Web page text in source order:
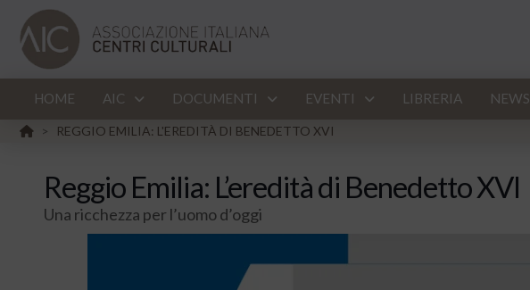
HOME AIC DOCUMENTI EVENTI LIBRERIA NEWS
HOME
> REGGIO EMILIA: L'EREDITÀ DI BENEDETTO XVI
Reggio Emilia: L’eredità di Benedetto XVI
Una ricchezza per l’uomo d’oggi